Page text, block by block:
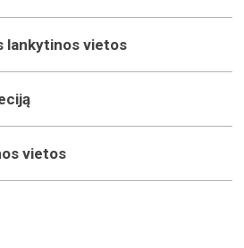
lankytinos vietos
vietos